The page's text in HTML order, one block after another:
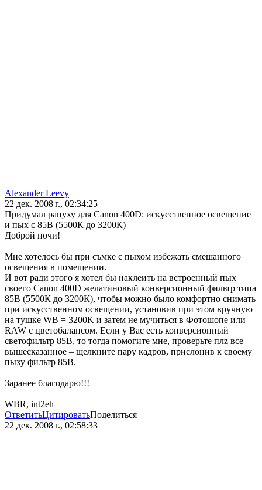
Alexander Leevy
22 дек. 2008 г., 02:34:25
Придумал рацуху для Canon 400D: искусственное освещение
и пых с 85В (5500К до 3200К)
Доброй ночи!
Мне хотелось бы при съмке с пыхом избежать смешанного
освещения в помещении.
И вот ради этого я хотел бы наклеить на встроенный пых
своего Canon 400D желатиновый конверсионный фильтр типа
85B (5500К до 3200К), чтобы можно было комфортно снимать
при искусственном освещении, установив при этом вручную
на тушке WB = 3200K и затем не мучиться в Фотошопе или
RAW с цветобалансом. Если у Вас есть конверсионный
светофильтр 85B, то тогда помогите мне, проверьте плz все
вышесказанное – щелкните пару кадров, прислонив к своему
пыху фильтр 85B.
Заранее благодарю!!!
WBR, int2eh
ОтветитьЦитироватьПоделиться
22 дек. 2008 г., 02:58:33